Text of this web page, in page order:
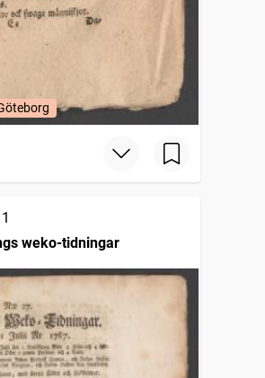
weko-tidningar